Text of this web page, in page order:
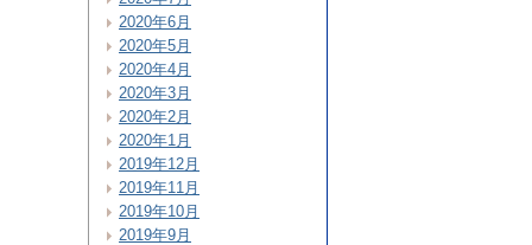
2020年6月
2020年5月
2020年4月
2020年3月
2020年2月
2020年1月
2019年12月
2019年11月
2019年10月
2019年9月